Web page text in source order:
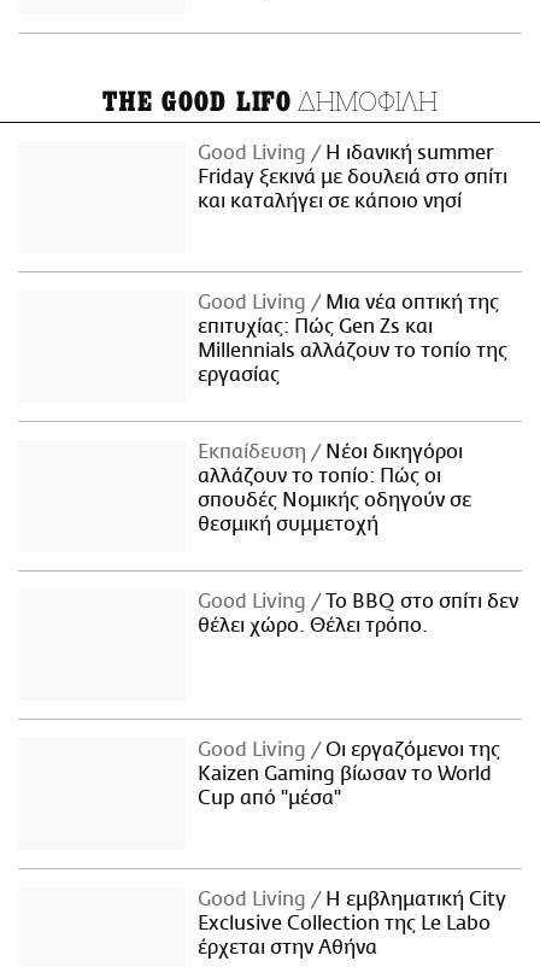
THE GOOD LIFO ΔΗΜΟΦΙΛΗ
Good Living
Η ιδανική summer
Friday ξεκινά με δουλειά στο σπίτι
και καταλήγει σε κάποιο νησί
Good Living
Μια νέα οπτική της
επιτυχίας: Πώς Gen Zs και
Millennials αλλάζουν το τοπίο της
εργασίας
Εκπαίδευση
Νέοι δικηγόροι
αλλάζουν το τοπίο: Πώς οι
σπουδές Νομικής οδηγούν σε
θεσμική συμμετοχή
Good Living
Το BBQ στο σπίτι δεν
θέλει χώρο. Θέλει τρόπο.
Good Living
Οι εργαζόμενοι της
Kaizen Gaming βίωσαν το World
Cup από "μέσα"
Good Living
Η εμβληματική City
Exclusive Collection της Le Labo
έρχεται στην Αθήνα